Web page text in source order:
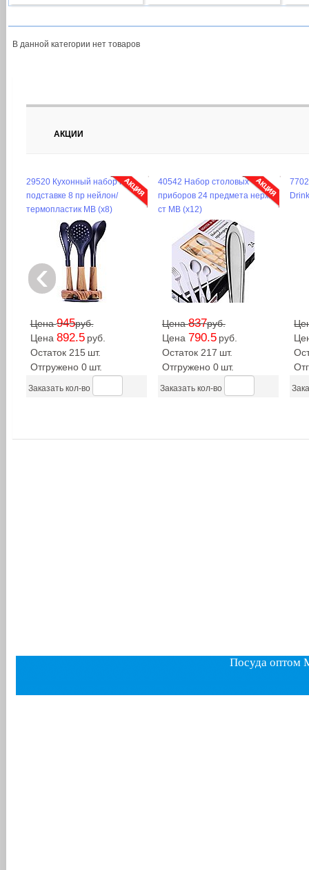
В данной категории нет товаров
АКЦИИ
29520 Кухонный набор на
подставке 8 пр нейлон/
термопластик MB (х8)
Цена945руб.
Цена 892.5 руб.
Остаток 215 шт.
Отгружено 0 шт.
Заказать кол-во
40542 Набор столовых
приборов 24 предмета нерж/
ст MB (х12)
Цена837руб.
Цена 790.5 руб.
Остаток 217 шт.
Отгружено 0 шт.
Заказать кол-во
‹
Посуда оптом